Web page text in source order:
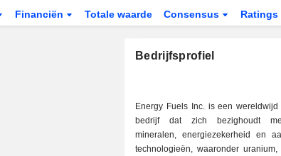
Financiën Totale waarde Consensus Ratings
Bedrijfsprofiel
Energy Fuels Inc. is een wereldwijd
bedrijf dat zich bezighoudt
mineralen, energiezekerheid en
technologieën, waaronder uranium,